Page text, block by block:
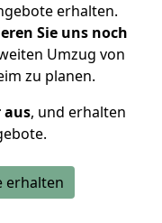
erhalten.
Sie uns noch
Umzug von
zu planen.
aus, und erhalten
erhalten